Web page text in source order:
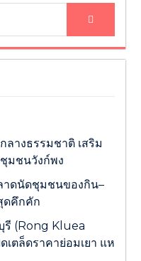
ลางธรรมชาติ เสริม
มชนวังก์พง
าดนัดชุมชนของกิน–
ดคึกคัก
รี (Rong Kluea
เตล็ดราคาย่อมเยา แห